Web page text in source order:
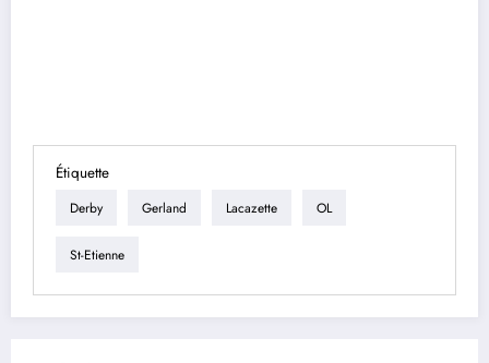
Étiquette
Derby Gerland Lacazette OL
St-Etienne